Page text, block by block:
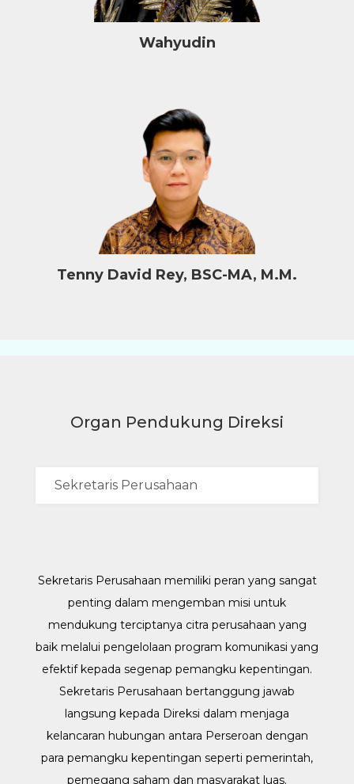
Wahyudin
Tenny David Rey, BSC-MA, M.M.
Organ Pendukung Direksi
Sekretaris Perusahaan memiliki peran yang sangat
penting dalam mengemban misi untuk
mendukung terciptanya citra perusahaan yang
baik melalui pengelolaan program komunikasi yang
efektif kepada segenap pemangku kepentingan.
Sekretaris Perusahaan bertanggung jawab
langsung kepada Direksi dalam menjaga
kelancaran hubungan antara Perseroan dengan
para pemangku kepentingan seperti pemerintah,
pemegang saham dan masyarakat luas.